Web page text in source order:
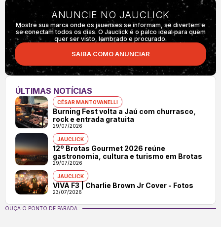
ANUNCIE NO JAUCLICK
Mostre sua marca onde os jauenses se informam, se divertem e
se conectam todos os dias. O Jauclick é o palco ideal para quem
quer ser visto, lembrado e procurado.
SAIBA COMO ANUNCIAR
ÚLTIMAS NOTÍCIAS
CÉSAR MANTOVANELLI
Burning Fest volta a Jaú com churrasco,
rock e entrada gratuita
29/07/2026
JAUCLICK
12º Brotas Gourmet 2026 reúne
gastronomia, cultura e turismo em Brotas
29/07/2026
JAUCLICK
VIVA F3 | Charlie Brown Jr Cover - Fotos
23/07/2026
OUÇA O PONTO DE PARADA